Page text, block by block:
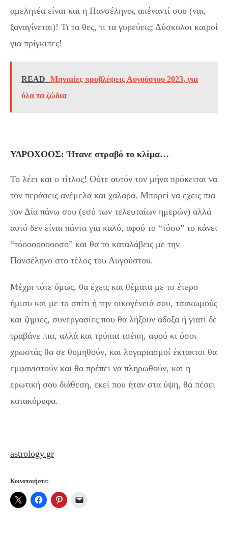
αμελητέα είναι και η Πανσέληνος απέναντί σου (ναι,
ξαναγίνεται)! Τι τα θες, τι τα γυρεύεις; Δύσκολοι καιροί
για πρίγκιπες!
READ
Μηνιαίες προβλέψεις Αυγούστου 2023, για
όλα τα ζώδια
ΥΔΡΟΧΟΟΣ: Ήτανε στραβό το κλίμα…
Το λέει και ο τίτλος! Ούτε αυτόν τον μήνα πρόκειται να
τον περάσεις ανέμελα και χαλαρά. Μπορεί να έχεις πια
τον Δία πάνω σου (εσύ των τελευταίων ημερών) αλλά
αυτό δεν είναι πάντα για καλό, αφού το “τόσο” το κάνει
“τόοοοοοοοοσο” και θα το καταλάβεις με την
Πανσέληνο στο τέλος του Αυγούστου.
Μέχρι τότε όμως, θα έχεις και θέματα με το έτερο
ήμισυ και με το σπίτι ή την οικογένειά σου, τσακωμούς
και ζημιές, συνεργασίες που θα λήξουν άδοξα ή γιατί δε
τραβάνε πια, αλλά και τρύπια τσέπη, αφού κι όσοι
χρωστάς θα σε θυμηθούν, και λογαριασμοί έκτακτοι θα
εμφανιστούν και θα πρέπει να πληρωθούν, και η
ερωτική σου διάθεση, εκεί που ήταν στα ύψη, θα πέσει
κατακόρυφα.
astrology.gr
Κοινοποιήστε: